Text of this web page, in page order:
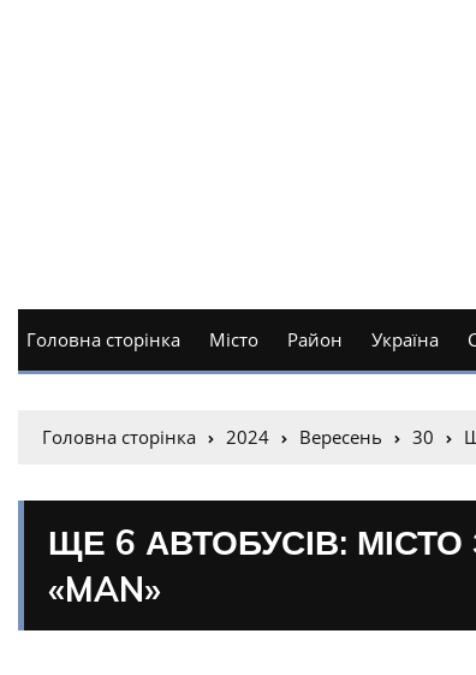
Головна сторінка Місто Район Україна
Головна сторінка 2024 Вересень 30
ЩЕ 6 АВТОБУСІВ:
«MAN»